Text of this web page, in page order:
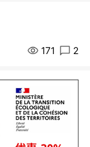
171 2